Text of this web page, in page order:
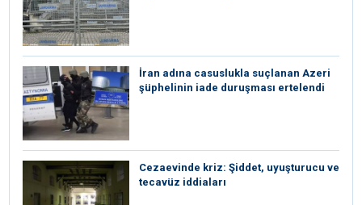
İran adına casuslukla suçlanan Azeri
şüphelinin iade duruşması ertelendi
Cezaevinde kriz: Şiddet, uyuşturucu ve
tecavüz iddiaları